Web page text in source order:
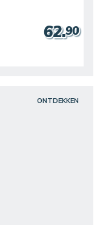
62.90
ONTDEKKEN